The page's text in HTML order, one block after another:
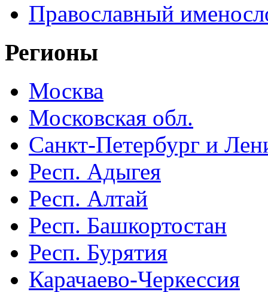
Православный
Регионы
Москва
Московская обл.
Санкт-Петербург и
Респ. Адыгея
Респ. Алтай
Респ. Башкортостан
Респ. Бурятия
Карачаево-Черкессия